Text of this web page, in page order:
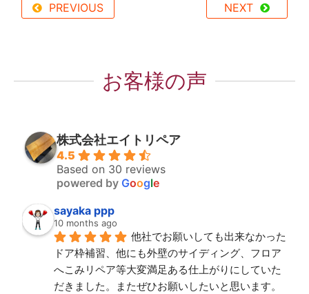
PREVIOUS NEXT
お客様の声
株式会社エイトリペア
4.5
Based on 30 reviews
powered by Google
sayaka ppp
10 months ago
他社でお願いしても出来なかった
ドア枠補習、他にも外壁のサイディング、フロア
へこみリペア等大変満足ある仕上がりにしていた
だきました。またぜひお願いしたいと思います。